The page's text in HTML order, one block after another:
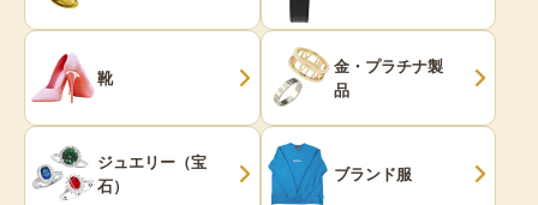
靴
金・プラチナ製
品
ジュエリー（宝
石）
ブランド服